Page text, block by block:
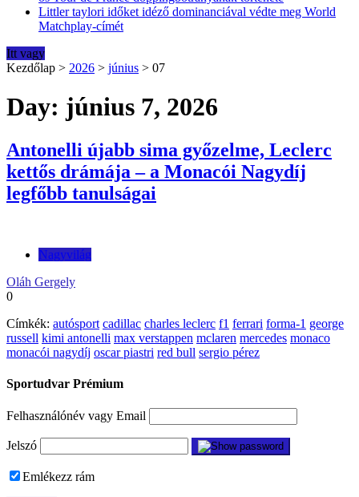
Littler taylori időket idéző dominanciával védte meg World
Matchplay-címét
Itt vagy
Kezdőlap > 2026 > június > 07
Day: június 7, 2026
Antonelli újabb sima győzelme, Leclerc
kettős drámája – a Monacói Nagydíj
legfőbb tanulságai
Nagyvilág
Oláh Gergely
0
Címkék: autósport cadillac charles leclerc f1 ferrari forma-1 george
russell kimi antonelli max verstappen mclaren mercedes monaco
monacói nagydíj oscar piastri red bull sergio pérez
Sportudvar Prémium
Felhasználónév vagy Email
Jelszó
Emlékezz rám